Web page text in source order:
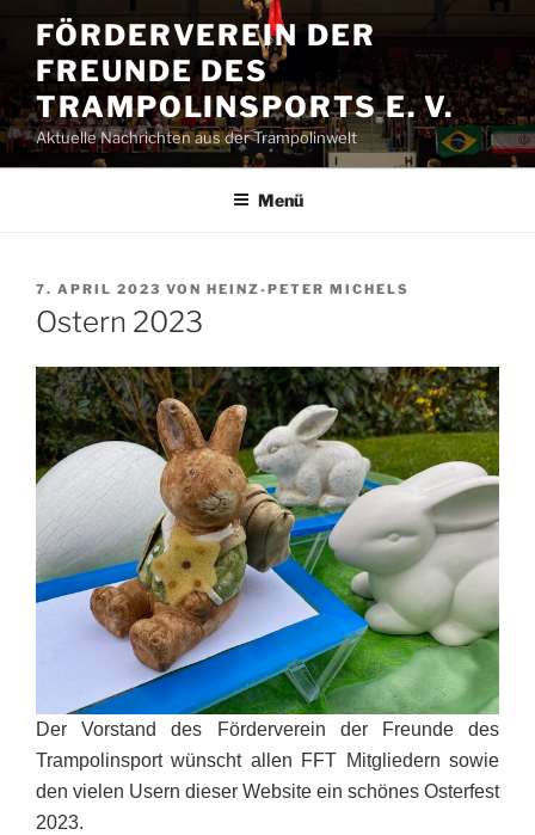
Inhalt
springen
FÖRDERVEREIN DER
FREUNDE DES
TRAMPOLINSPORTS E. V.
Aktuelle Nachrichten aus der Trampolinwelt
Menü
VERÖFFENTLICHT
AM
7. APRIL 2023 VON HEINZ-PETER MICHELS
Ostern 2023
Der Vorstand des Förderverein der Freunde des
Trampolinsport wünscht allen FFT Mitgliedern sowie
den vielen Usern dieser Website ein schönes Osterfest
2023.